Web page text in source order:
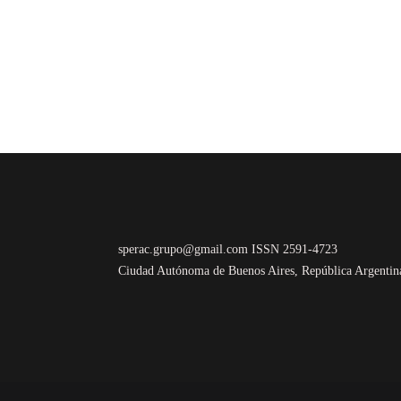
sperac.grupo@gmail.com ISSN 2591-4723
Ciudad Autónoma de Buenos Aires, República